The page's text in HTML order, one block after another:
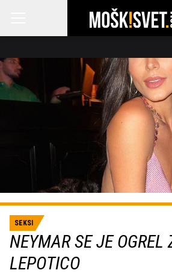
SEKSI
NEYMAR SE JE OGREL
LEPOTICO